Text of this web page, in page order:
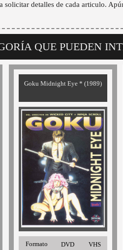
detalles de cada articulo.
QUE PUEDEN
Goku Midnight Eye * (1989)
Formato DVD VHS